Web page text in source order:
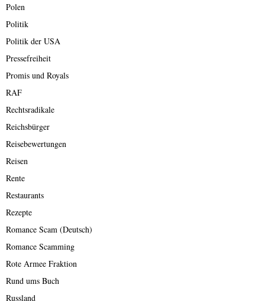
Polen
Politik
Politik der USA
Pressefreiheit
Promis und Royals
RAF
Rechtsradikale
Reichsbürger
Reisebewertungen
Reisen
Rente
Restaurants
Rezepte
Romance Scam (Deutsch)
Romance Scamming
Rote Armee Fraktion
Rund ums Buch
Russland